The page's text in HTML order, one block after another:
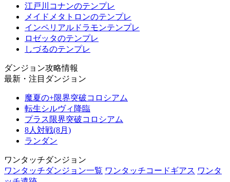
江戸川コナンのテンプレ
メイドメタトロンのテンプレ
インペリアルドラモンテンプレ
ロゼッタのテンプレ
しづるのテンプレ
ダンジョン攻略情報
最新・注目ダンジョン
魔夏の+限界突破コロシアム
転生シルヴィ降臨
プラス限界突破コロシアム
8人対戦(8月)
ランダン
ワンタッチダンジョン
ワンタッチダンジョン一覧 ワンタッチコードギアス ワンタ